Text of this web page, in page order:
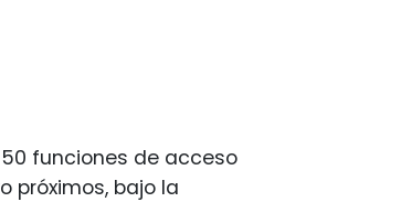
funciones de acceso
próximos, bajo la